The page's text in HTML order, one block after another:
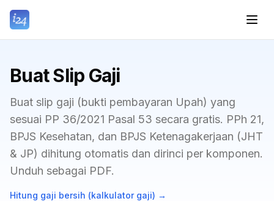
Buat Slip Gaji
Buat slip gaji (bukti pembayaran Upah) yang
sesuai PP 36/2021 Pasal 53 secara gratis. PPh 21,
BPJS Kesehatan, dan BPJS Ketenagakerjaan (JHT
& JP) dihitung otomatis dan dirinci per komponen.
Unduh sebagai PDF.
Hitung gaji bersih (kalkulator gaji) →